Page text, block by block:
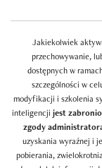
Jakiekolwiek
przechowywanie,
dostępnych w
szczególności w
modyfikacji i szkolenia
inteligencji jest
zgody
uzyskania wyraźnej i
pobierania,